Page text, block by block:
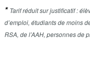
* Tarif réduit sur justificatif :
d’emploi, étudiants de moins
RSA, de l’AAH, personnes de